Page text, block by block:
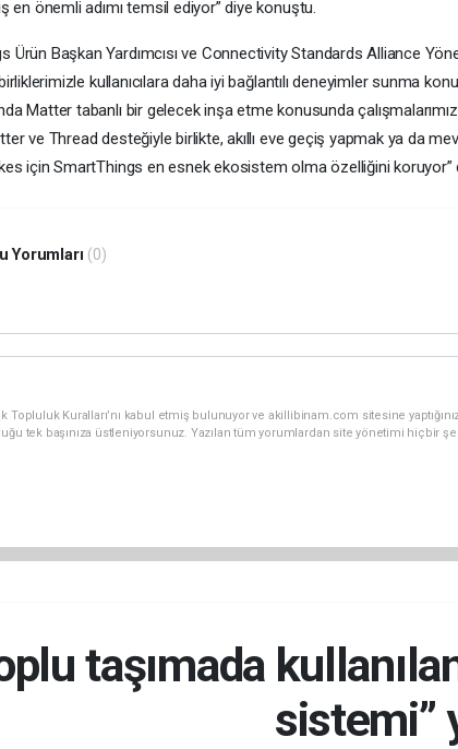
en önemli adımı temsil ediyor” diye konuştu.
Ürün Başkan Yardımcısı ve Connectivity Standards Alliance
kullanıcılara daha iyi bağlantılı deneyimler sunma
Matter tabanlı bir gelecek inşa etme konusunda
ve Thread desteğiyle birlikte, akıllı eve geçiş yapmak ya da
için SmartThings en esnek ekosistem olma özelliğini koruyor”
Yorumları (0)
Topluluk Kuralları’nı kabul etmiş bulunuyor ve akillibinam.com sitesine
tek başınıza üstleniyorsunuz. Yazılan tüm yorumlardan site yönetimi hiçbir
taşımada
sistemi”